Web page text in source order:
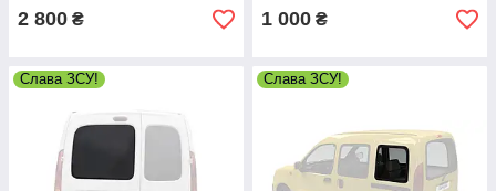
2 800 ₴ 1 000 ₴
Слава ЗСУ! Слава ЗСУ!